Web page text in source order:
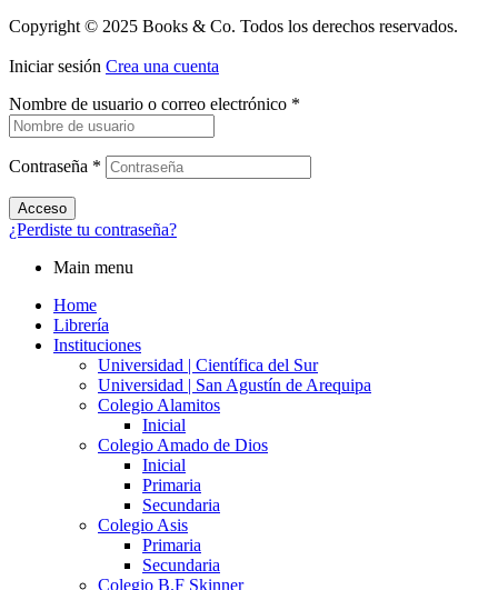
Copyright © 2025 Books & Co. Todos los derechos reservados.
Iniciar sesión Crea una cuenta
Nombre de usuario o correo electrónico *
Contraseña *
Acceso
¿Perdiste tu contraseña?
Main menu
Home
Librería
Instituciones
Universidad | Científica del Sur
Universidad | San Agustín de Arequipa
Colegio Alamitos
Inicial
Colegio Amado de Dios
Inicial
Primaria
Secundaria
Colegio Asis
Primaria
Secundaria
Colegio B.F Skinner